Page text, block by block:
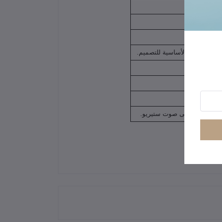
للحصول على صوت ستيريو.